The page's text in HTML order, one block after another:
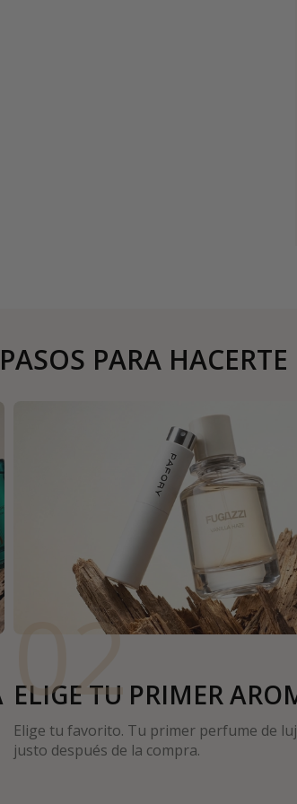
PARA
02
ELIGE TU PRIMER
Elige tu favorito. Tu primer perfume de
justo después de la compra.